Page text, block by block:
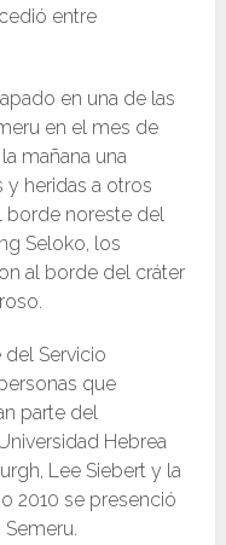
entre
en una de las
en el mes de
mañana una
heridas a otros
borde noreste del
Seloko, los
al borde del cráter
Servicio
que
parte del
Hebrea
Lee Siebert y la
2010 se presenció